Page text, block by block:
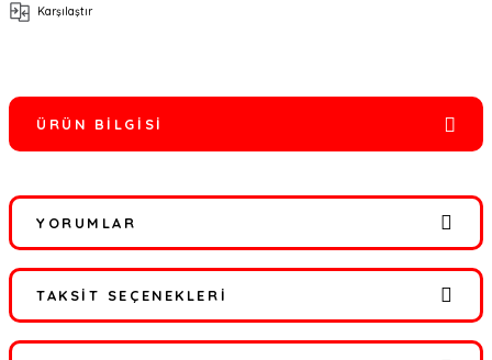
Karşılaştır
ÜRÜN BILGISI
YORUMLAR
Bu ürüne ilk yorumu siz yapın!
TAKSIT SEÇENEKLERI